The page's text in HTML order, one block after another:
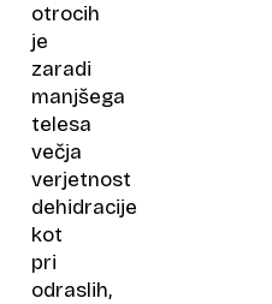
otrocih
je
zaradi
manjšega
telesa
večja
verjetnost
dehidracije
kot
pri
odraslih,